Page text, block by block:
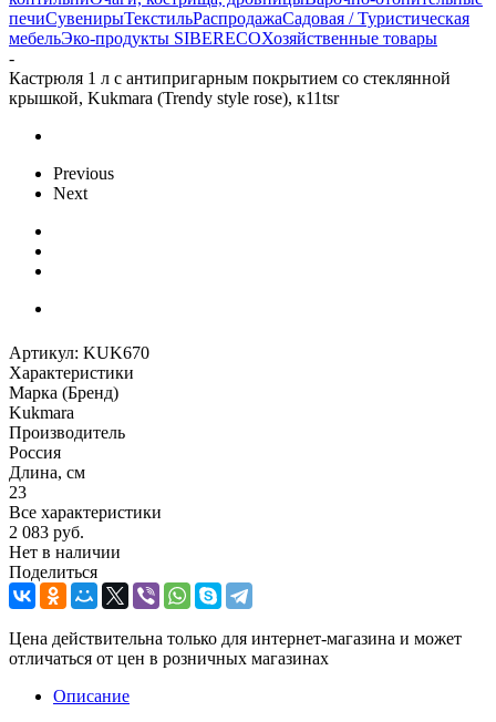
печиСувенирыТекстильРаспродажаСадовая / Туристическая
мебельЭко-продукты SIBERECOХозяйственные товары
-
Кастрюля 1 л с антипригарным покрытием со стеклянной
крышкой, Kukmara (Trendy style rose), к11tsr
Previous
Next
Артикул: KUK670
Характеристики
Марка (Бренд)
Kukmara
Производитель
Россия
Длина, см
23
Все характеристики
2 083 руб.
Нет в наличии
Поделиться
Цена действительна только для интернет-магазина и может
отличаться от цен в розничных магазинах
Описание